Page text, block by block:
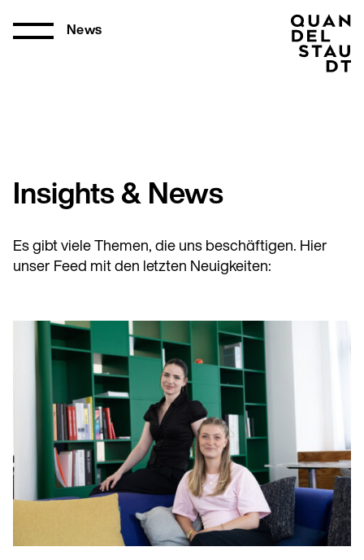
News
Insights & News
Es gibt viele Themen, die uns beschäftigen. Hier
unser Feed mit den letzten Neuigkeiten: